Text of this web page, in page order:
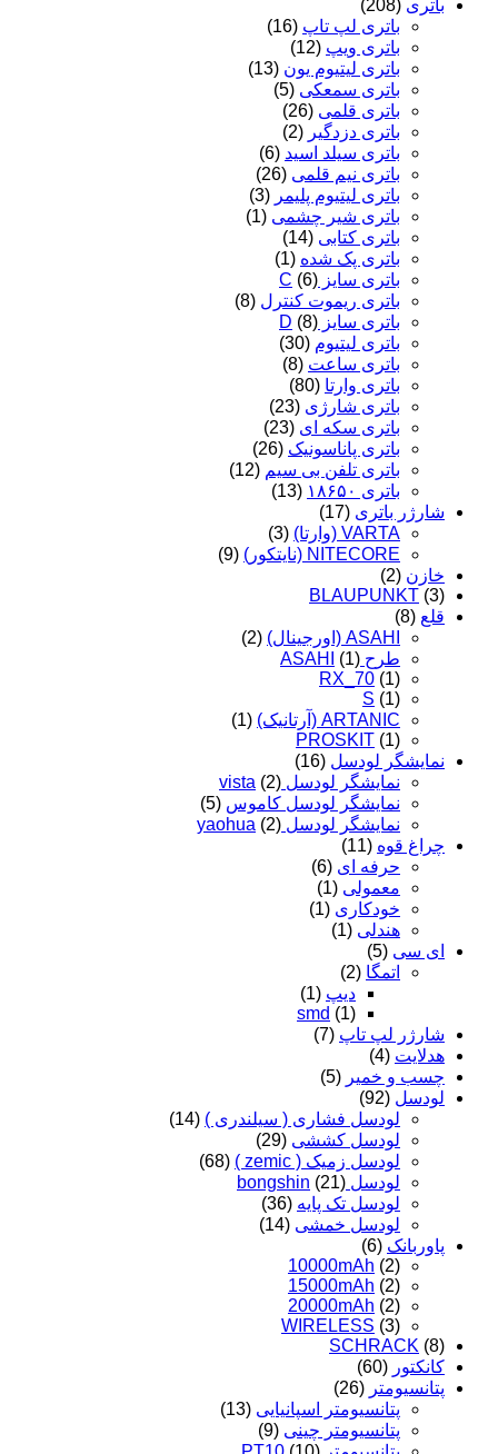
باتری (208)
باتری لپ تاپ (16)
باتری ویپ (12)
باتری لیتیوم یون (13)
باتری سمعکی (5)
باتری قلمی (26)
باتری دزدگیر (2)
باتری سیلد اسید (6)
باتری نیم قلمی (26)
باتری لیتیوم پلیمر (3)
باتری شیر چشمی (1)
باتری کتابی (14)
باتری پک شده (1)
باتری سایز C (6)
باتری ریموت کنترل (8)
باتری سایز D (8)
باتری لیتیوم (30)
باتری ساعت (8)
باتری وارتا (80)
باتری شارژی (23)
باتری سکه ای (23)
باتری پاناسونیک (26)
باتری تلفن بی سیم (12)
باتری ۱۸۶۵۰
(13)
شارژر باتری (17)
VARTA (وارتا)
(3)
NITECORE (نایتکور)
(9)
خازن (2)
BLAUPUNKT (3)
قلع (8)
ASAHI (اورجینال)
(2)
طرح ASAHI (1)
RX_70 (1)
S (1)
ARTANIC (آرتانیک)
(1)
PROSKIT (1)
نمایشگر لودسل (16)
نمایشگر لودسل vista (2)
نمایشگر لودسل کاموس (5)
نمایشگر لودسل yaohua (2)
چراغ قوه (11)
حرفه ای (6)
معمولی (1)
خودکاری (1)
هندلی (1)
ای سی (5)
اتمگا (2)
دیپ (1)
smd (1)
شارژر لپ تاپ (7)
هدلایت (4)
چسب و خمیر (5)
لودسل (92)
لودسل فشاری ( سیلندری ) (14)
لودسل کششی (29)
لودسل زمیک ( zemic )
(68)
لودسل bongshin (21)
لودسل تک پایه (36)
لودسل خمشی (14)
پاوربانک (6)
10000mAh (2)
15000mAh (2)
20000mAh (2)
WIRELESS (3)
SCHRACK (8)
کانکتور (60)
پتانسیومتر (26)
پتانسیومتر اسپانیایی (13)
پتانسیومتر چینی (9)